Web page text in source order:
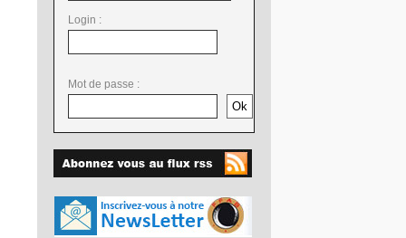
Login :
Mot de passe :